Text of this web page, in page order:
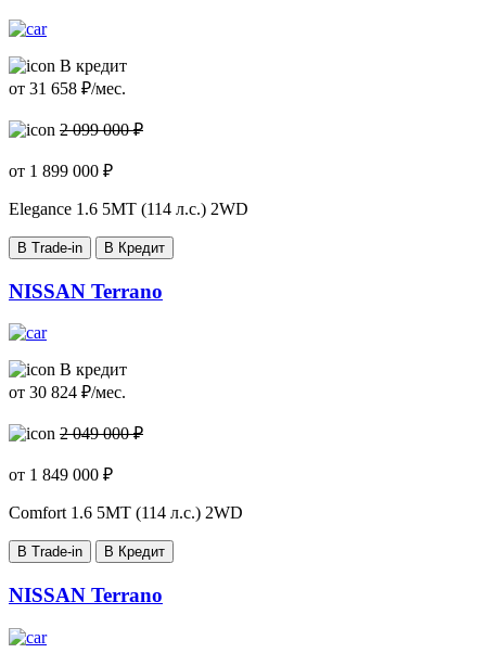
В кредит
от 31 658 ₽/мес.
2 099 000 ₽
от 1 899 000 ₽
Elegance 1.6 5МТ (114 л.с.) 2WD
В Trade-in В Кредит
NISSAN Terrano
В кредит
от 30 824 ₽/мес.
2 049 000 ₽
от 1 849 000 ₽
Comfort 1.6 5МТ (114 л.с.) 2WD
В Trade-in В Кредит
NISSAN Terrano